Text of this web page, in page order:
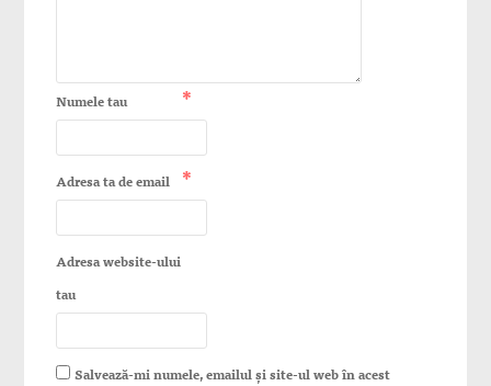
Numele tau *
Adresa ta de email *
Adresa website-ului
tau
Salvează-mi numele, emailul și site-ul web în acest